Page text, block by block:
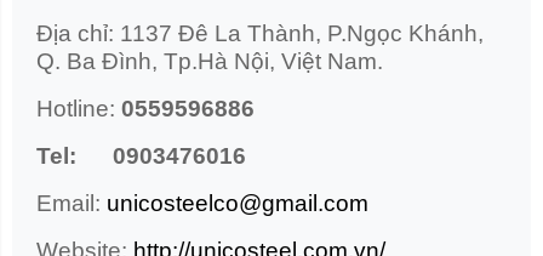
Địa chỉ: 1137 Đê La Thành, P.Ngọc Khánh,
Q. Ba Đình, Tp.Hà Nội, Việt Nam.
Hotline: 0559596886
Tel: 0903476016
Email: unicosteelco@gmail.com
Website: http://unicosteel.com.vn/